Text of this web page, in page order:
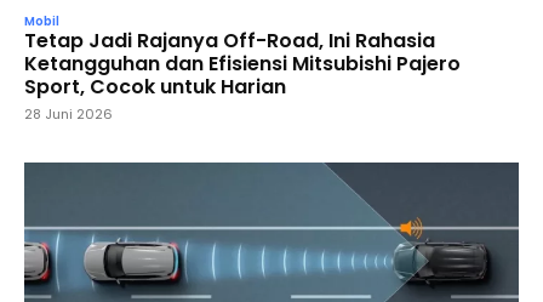
Mobil
Tetap Jadi Rajanya Off-Road, Ini Rahasia
Ketangguhan dan Efisiensi Mitsubishi Pajero
Sport, Cocok untuk Harian
28 Juni 2026